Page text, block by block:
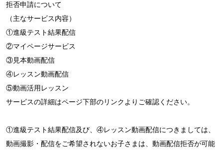
拒否申請について
（主なサービス内容）
①進級テスト結果配信
②マイページサービス
③見本動画配信
④レッスン動画配信
⑤動画活用レッスン
サービスの詳細はページ下部のリンクよりご確認ください。
①進級テスト結果配信及び、④レッスン動画配信につきましては、
動画撮影・配信をご希望されないお子さまは、動画配信拒否が可能